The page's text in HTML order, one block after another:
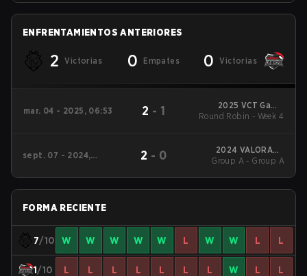
ENFRENTAMIENTOS ANTERIORES
2 Victorias 0 Empates 0 Victorias
mar. 04 - 2025, 06:53 2 - 1
2025 VCT Game
Changers EMEA: Stage
Round Robin - Week 4
sept. 07 - 2024,
2 - 0
2024 VALORANT
Champions Tour:
Group A - Group A
FORMA RECIENTE
7/10 W W W W W L W W L L
1/10 L L L L L L L W L L